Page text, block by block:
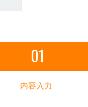
01
内容入力